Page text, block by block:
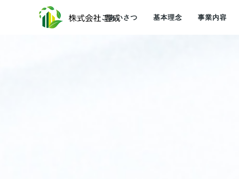
ごあいさつ 基本理念 事業内容